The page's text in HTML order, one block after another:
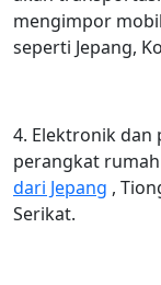
mengimpor
seperti Jepang,
4. Elektronik dan
perangkat
dari Jepang ,
Serikat.